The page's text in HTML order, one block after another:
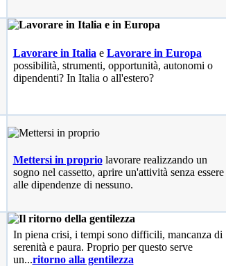
Lavorare in Italia e Lavorare in Europa
possibilità, strumenti, opportunità, autonomi o
dipendenti? In Italia o all'estero?
Mettersi in propriolavorare realizzando un
sogno nel cassetto, aprire un'attività senza essere
alle dipendenze di nessuno.
In piena crisi, i tempi sono difficili, mancanza di
serenità e paura. Proprio per questo serve
un...ritorno alla gentilezza